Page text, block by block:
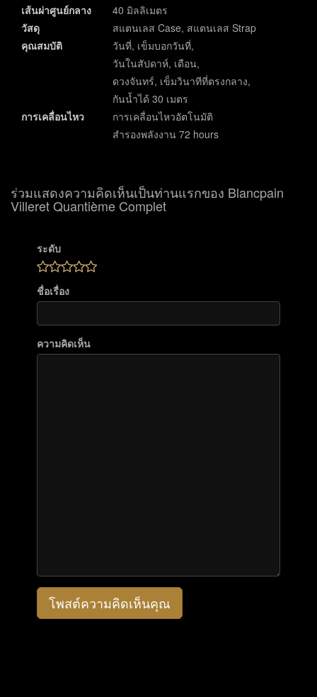
เส้นผ่าศูนย์กลาง
40 มิลลิเมตร
วัสดุ
สแตนเลส Case, สแตนเลส Strap
คุณสมบัติ
วันที่, เข็มบอกวันที่,
วันในสัปดาห์, เดือน,
ดวงจันทร์, เข็มวินาทีที่ตรงกลาง,
กันน้ำได้ 30 เมตร
การเคลื่อนไหว
การเคลื่อนไหวอัตโนมัติ
สำรองพลังงาน 72 hours
ร่วมแสดงความคิดเห็นเป็นท่านแรกของ Blancpain
Villeret Quantième Complet
ระดับ
ชื่อเรื่อง
ความคิดเห็น
โพสต์ความคิดเห็นคุณ